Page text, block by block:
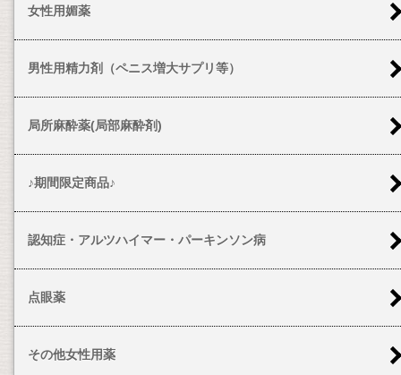
女性用媚薬
男性用精力剤（ペニス増大サプリ等）
局所麻酔薬(局部麻酔剤)
♪期間限定商品♪
認知症・アルツハイマー・パーキンソン病
点眼薬
その他女性用薬